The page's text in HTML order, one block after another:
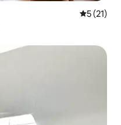
5 (21)